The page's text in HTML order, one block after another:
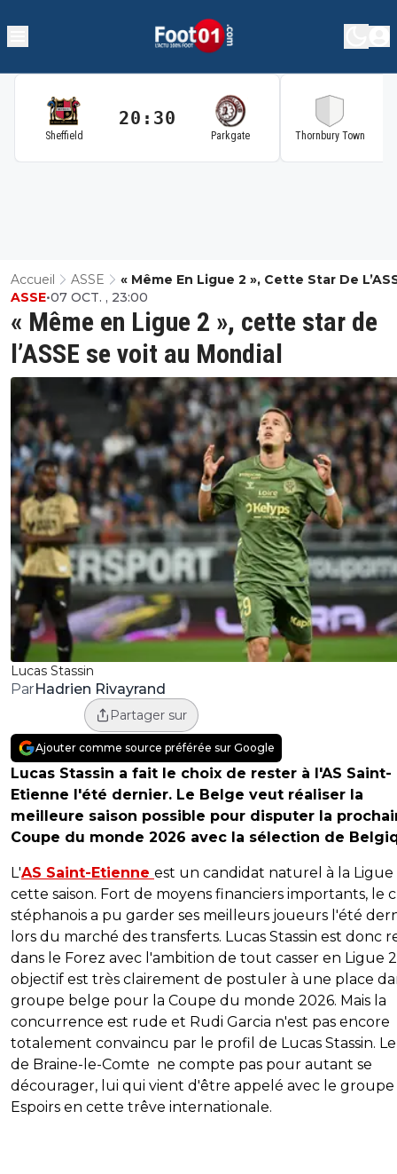
Sheffield
20:30
Parkgate Thornbury Town
Accueil ASSE
« Même En Ligue 2 », Cette Star De
Voit Au Mondial
Lucas Stassin
« Même en Ligue 2 », cette star de
l’ASSE se voit au Mondial
ASSE•07 OCT. , 23:00
ParHadrien Rivayrand
Partager sur
Ajouter comme source préférée sur Google
Lucas Stassin a fait le choix de rester à l'AS Saint-
Etienne l'été dernier. Le Belge veut réaliser la
meilleure saison possible pour disputer la
Coupe du monde 2026 avec la sélection de
L'AS Saint-Etienne est un candidat naturel à la Ligue
cette saison. Fort de moyens financiers importants, le
stéphanois a pu garder ses meilleurs joueurs l'été
lors du marché des transferts. Lucas Stassin est donc
dans le Forez avec l'ambition de tout casser en Ligue
objectif est très clairement de postuler à une place
groupe belge pour la Coupe du monde 2026. Mais la
concurrence est rude et Rudi Garcia n'est pas encore
totalement convaincu par le profil de Lucas Stassin.
de Braine-le-Comte ne compte pas pour autant se
décourager, lui qui vient d'être appelé avec le groupe
Espoirs en cette trêve internationale.